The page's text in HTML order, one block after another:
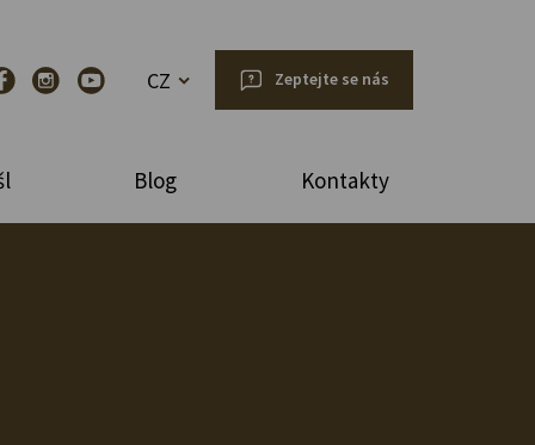
CZ Zeptejte se nás
Blog Kontakty